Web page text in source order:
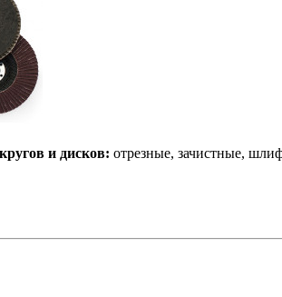
и дисков: отрезные, зачистные,